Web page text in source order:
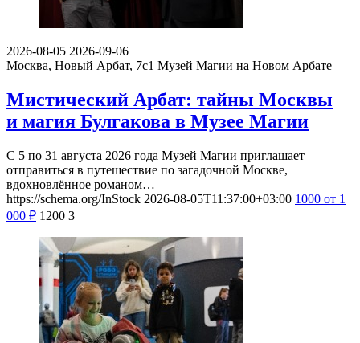
2026-08-05 2026-09-06
Москва, Новый Арбат, 7с1 Музей Магии на Новом Арбате
Мистический Арбат: тайны Москвы
и магия Булгакова в Музее Магии
С 5 по 31 августа 2026 года Музей Магии приглашает
отправиться в путешествие по загадочной Москве,
вдохновлённое романом…
https://schema.org/InStock 2026-08-05T11:37:00+03:00 1000 от 1
000 ₽ 1200 3